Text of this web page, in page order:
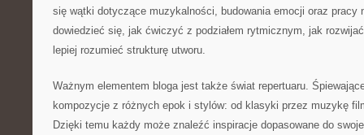
się wątki dotyczące muzykalności, budowania emocji oraz pracy
dowiedzieć się, jak ćwiczyć z podziałem rytmicznym, jak
lepiej rozumieć strukturę utworu.
Ważnym elementem bloga jest także świat repertuaru.
kompozycje z różnych epok i stylów: od klasyki przez muzykę
Dzięki temu każdy może znaleźć inspiracje dopasowane do